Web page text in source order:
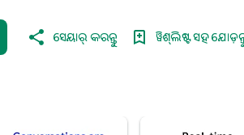
ସେୟାର୍ କରନ୍ତୁ ୱିଶ୍‍ଲିଷ୍ଟ ସହ